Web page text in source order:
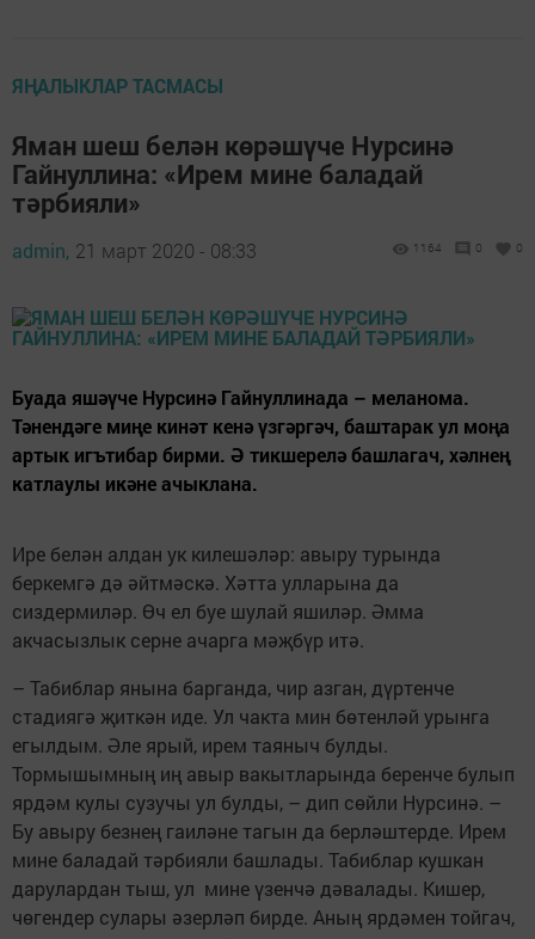
ЯҢАЛЫКЛАР ТАСМАСЫ
Яман шеш белән көрәшүче Нурсинә
Гайнуллина: «Ирем мине баладай
тәрбияли»
admin, 21 март 2020 - 08:33 1164 0 0
Буада яшәүче Нурсинә Гайнуллинада – меланома.
Тәнендәге миңе кинәт кенә үзгәргәч, баштарак ул моңа
артык игътибар бирми. Ә тикшерелә башлагач, хәлнең
катлаулы икәне ачыклана.
Ире белән алдан ук килешәләр: авыру турында
беркемгә дә әйтмәскә. Хәтта улларына да
сиздермиләр. Өч ел буе шулай яшиләр. Әмма
акчасызлык серне ачарга мәҗбүр итә.
– Табиблар янына барганда, чир азган, дүртенче
стадиягә җиткән иде. Ул чакта мин бөтенләй урынга
егылдым. Әле ярый, ирем таяныч булды.
Тормышымның иң авыр вакытларында беренче булып
ярдәм кулы сузучы ул булды, – дип сөйли Нурсинә. –
Бу авыру безнең гаиләне тагын да берләштерде. Ирем
мине баладай тәрбияли башлады. Табиблар кушкан
дарулардан тыш, ул мине үзенчә дәвалады. Кишер,
чөгендер сулары әзерләп бирде. Аның ярдәмен тойгач,